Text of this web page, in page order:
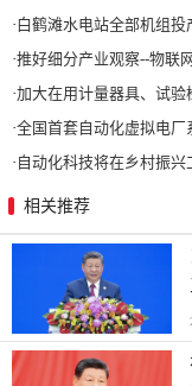
·白鹤滩水电站全部机组投产发电 世界最大清洁能
·推好细分产业观察--物联网：2026年中国物
·加大在用计量器具、试验检测设备的自动化、
·全国首套自动化虚拟电厂系统
· 自动化科技将在乡村振兴工作中大
相关推荐